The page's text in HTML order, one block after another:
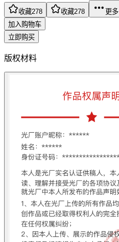
收藏278 收藏278
更多
加入购物车
立即购买
版权材料